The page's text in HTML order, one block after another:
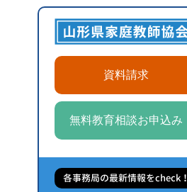
資料請求
無料教育相談お申込み
各事務局の最新情報をcheck！